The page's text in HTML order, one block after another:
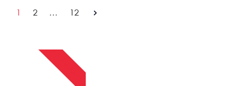
2 … 12
APIRILAK 13